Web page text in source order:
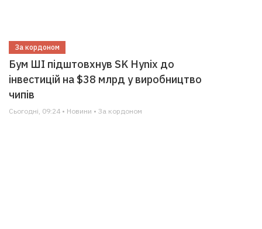
За кордоном
Бум ШІ підштовхнув SK Hynix до
інвестицій на $38 млрд у виробництво
чипів
Сьогодні, 09:24 • Новини • За кордоном